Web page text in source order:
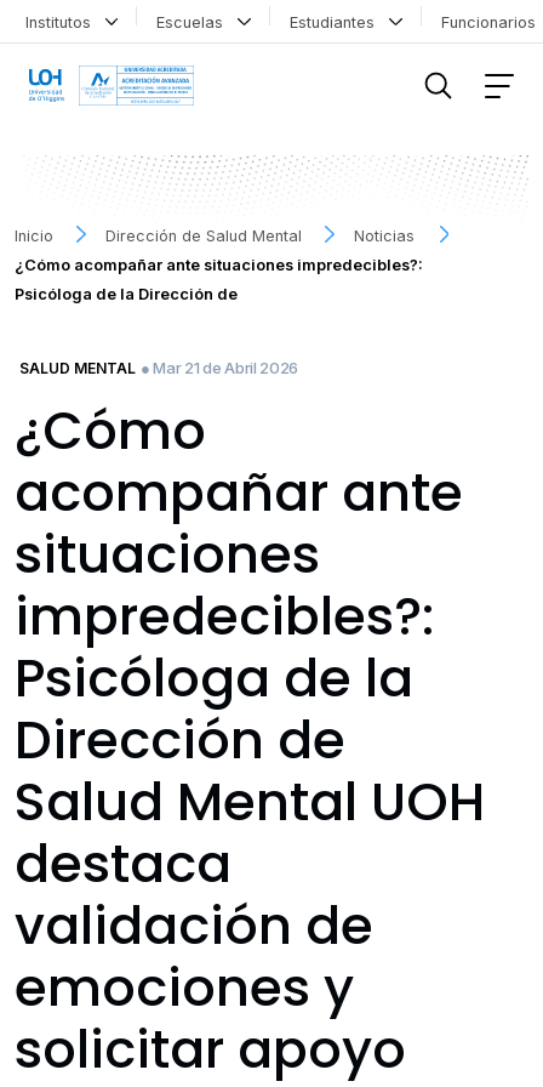
Institutos Escuelas Estudiantes
Inicio Dirección de Salud Mental
Noticias
¿Cómo acompañar ante situaciones impredecibles?:
Psicóloga de la Dirección de
SALUD MENTAL ● Mar 21 de Abril 2026
¿Cómo
acompañar ante
situaciones
impredecibles?:
Psicóloga de la
Dirección de
Salud Mental UOH
destaca
validación de
emociones y
solicitar apoyo